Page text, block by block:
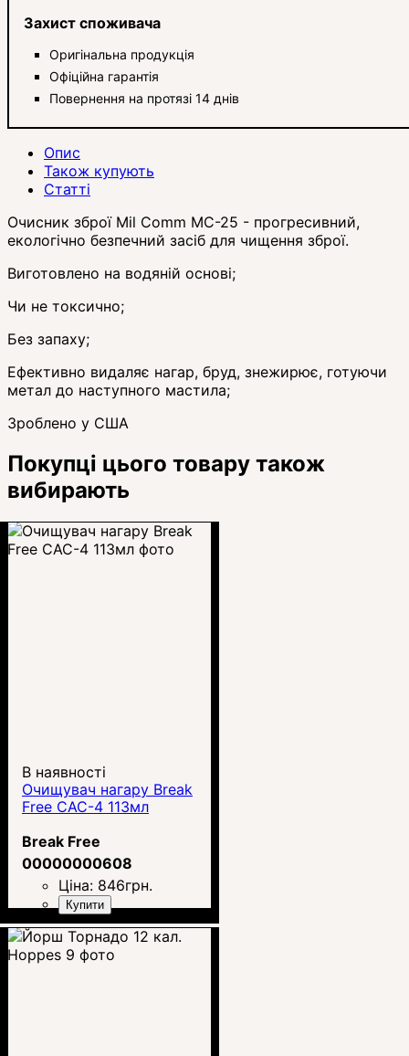
Захист споживача
Оригінальна продукція
Офіційна гарантія
Повернення на протязі 14 днів
Опис
Також купують
Статті
Очисник зброї Mil Comm MC-25 - прогресивний,
екологічно безпечний засіб для чищення зброї.
Виготовлено на водяній основі;
Чи не токсично;
Без запаху;
Ефективно видаляє нагар, бруд, знежирює, готуючи
метал до наступного мастила;
Зроблено у США
Покупці цього товару також
вибирають
В наявності
Очищувач нагару Break
Free CAC-4 113мл
Break Free
00000000608
Ціна: 846грн.
Купити